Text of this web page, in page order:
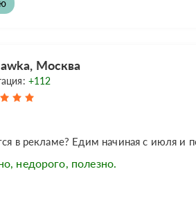
Москва
+112
в рекламе? Едим начиная с июля и
недорого, полезно.